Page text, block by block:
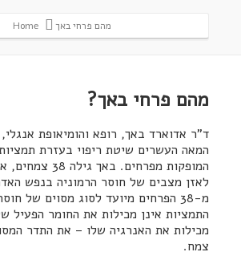
מהם פרחי באך Home
מהם פרחי באך?
ד"ר אדוארד באך, רופא והומיאופת
המאה העשרים שיטת ריפוי בעזרת
המופקות מפרחים.
לאזן מצבים של חוסר הרמוניה בנפש
מ-38 הפרחים מיועד לסוג מסוים של חוסר הרמוניה.
התמציות אינן מכילות את החומר הפעיל
מכילות את האנרגיה שלו – את התדר
צמח.